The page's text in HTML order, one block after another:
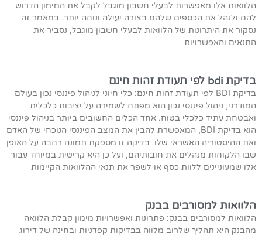
הלוואות אלו מאפשרות לבעלי חשבון מוגבל לקבל את המימון הדרוש
להם ולנהל את הכספים שלהם בצורה יעילה ונוחה יותר. במאמר זה
נסקור את היתרונות של הלוואות לבעלי חשבון מוגבל, נסביר את
התנאים והאפשרויות
בדיקת bdi לפי תעודת זהות חינם
בדיקת BDI לפי תעודת זהות חינם: כלי חיוני לניהול פיננסי נכון בעולם
המודרני, ניהול פיננסי נכון הוא מפתח לשמירה על יציבות כלכלית
ואבטחת עתיד כלכלי בטוח. אחד הכלים החשובים ביותר בניהול פיננסי
הוא בדיקת BDI, המאפשרת להבין את המצב הפיננסי הנוכחי של האדם
ואת ההיסטוריה האשראי שלו. בדיקה זו מספקת תמונה רחבה על האופן
שבו הלקוחות מנהלים את חובותיהם, ועל כן היא קריטית במיוחד עבור
אלו שמעוניינים ללוות כסף או לשפר את תנאי ההלוואות הקיימות
הלוואות למסורבים בבנק
הלוואות למסורבים בבנק: פתרונות ואפשרויות מימון קבלת הלוואה
מהבנק היא תהליך שלרוב מלווה בבדיקות קפדניות ובחינה של דירוג